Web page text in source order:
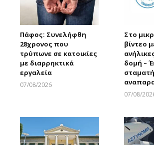
Πάφος: Συνελήφθη
28χρονος που
τρύπωνε σε κατοικίες
με διαρρηκτικά
εργαλεία
07/08/2026
Στο
βίντεο
δομή –
07/08/